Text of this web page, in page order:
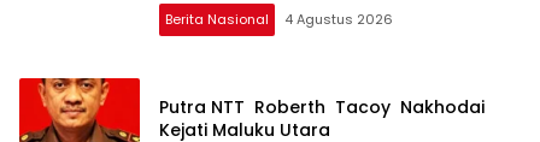
Berita Nasional 4 Agustus 2026
Putra NTT Roberth Tacoy Nakhodai
Kejati Maluku Utara